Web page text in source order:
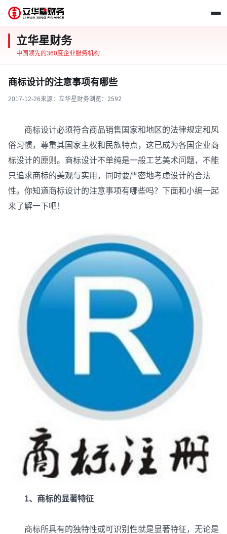
立华星财务
中国领先的360度企业服务机构
商标设计的注意事项有哪些
2017-12-26来源：立华星财务浏览： 2592
商标设计必须符合商品销售国家和地区的法律规定和风
俗习惯，尊重其国家主权和民族特点，这已成为各国企业商
标设计的原则。商标设计不单纯是一般工艺美术问题，不能
只追求商标的美观与实用，同时要严密地考虑设计的合法
性。你知道商标设计的注意事项有哪些吗？下面和小编一起
来了解一下吧！
1、商标的显著特征
商标所具有的独特性或可识别性就是显著特征，无论是